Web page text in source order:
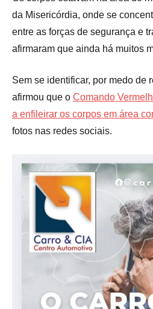
da Misericórdia, onde se
entre as forças de segurança e
afirmaram que ainda há muitos
Sem se identificar, por medo de
afirmou que o Comando
a enfileirar os corpos em área
fotos nas redes sociais.